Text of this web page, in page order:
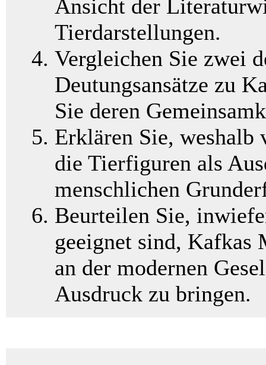
Ansicht der
Tierdarstellungen.
Vergleichen Sie zwei
Deutungsansätze zu
Sie deren
Erklären Sie,
die Tierfiguren als
menschlichen
Beurteilen Sie,
geeignet sind, Kafkas
an der modernen
Ausdruck zu bringen.